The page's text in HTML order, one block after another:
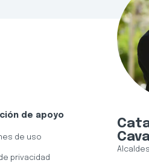
de apoyo
de uso
privacidad